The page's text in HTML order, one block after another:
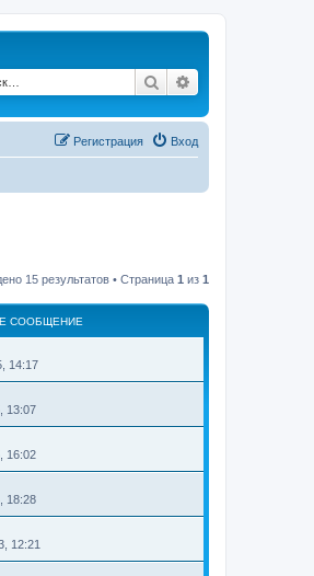
Поиск
Вход
Регистрация
15 результатов • Страница 1 из 1
СООБЩЕНИЕ
14:17
13:07
16:02
18:28
12:21